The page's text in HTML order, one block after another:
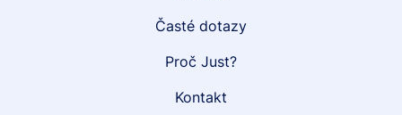
Časté dotazy
Proč Just?
Kontakt